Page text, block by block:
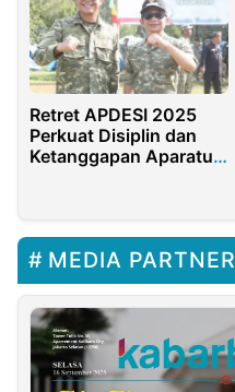
Retret APDESI 2025
Perkuat Disiplin dan
Ketanggapan Aparatur
MEDIA PARTNER